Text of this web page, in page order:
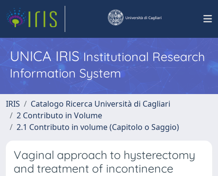
UNICA IRISInstitutional Research
Information System
IRIS
Catalogo Ricerca Università di Cagliari
2 Contributo in Volume
2.1 Contributo in volume (Capitolo o Saggio)
Vaginal approach to hysterectomy
and treatment of incontinence